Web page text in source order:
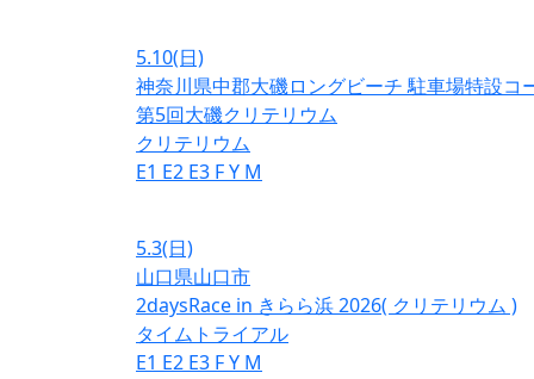
5.10(日)
神奈川県中郡大磯ロングビーチ 駐車場特設コ
第5回大磯クリテリウム
クリテリウム
E1 E2 E3 FY M
5.3(日)
山口県山口市
2daysRace in きらら浜 2026( クリテリウム )
タイムトライアル
E1 E2 E3 FY M